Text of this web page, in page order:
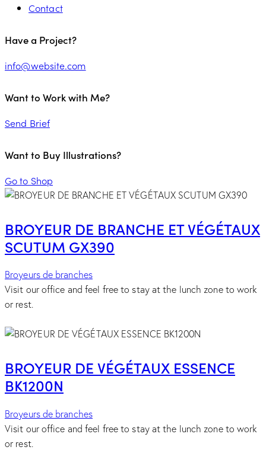
Contact
Have a Project?
info@website.com
Want to Work with Me?
Send Brief
Want to Buy Illustrations?
Go to Shop
BROYEUR DE BRANCHE ET VÉGÉTAUX
SCUTUM GX390
Broyeurs de branches
Visit our office and feel free to stay at the lunch zone to work
or rest.
BROYEUR DE VÉGÉTAUX ESSENCE
BK1200N
Broyeurs de branches
Visit our office and feel free to stay at the lunch zone to work
or rest.